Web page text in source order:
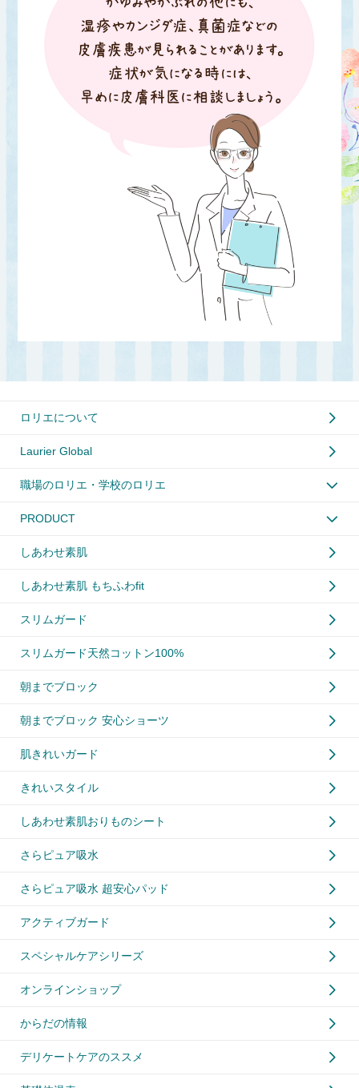
ロリエについて
Laurier Global
職場のロリエ・学校のロリエ
PRODUCT
しあわせ素肌
しあわせ素肌 もちふわfit
スリムガード
スリムガード天然コットン100%
朝までブロック
朝までブロック 安心ショーツ
肌きれいガード
きれいスタイル
しあわせ素肌おりものシート
さらピュア吸水
さらピュア吸水 超安心パッド
アクティブガード
スペシャルケアシリーズ
オンラインショップ
からだの情報
デリケートケアのススメ